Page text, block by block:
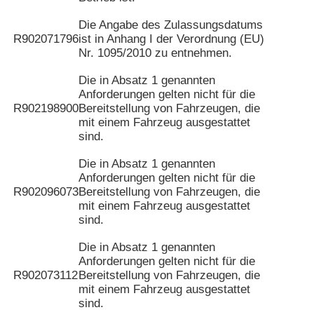
R902071796
Die Angabe des Zulassungsdatums
ist in Anhang I der Verordnung (EU)
Nr. 1095/2010 zu entnehmen.
R902198900
Die in Absatz 1 genannten
Anforderungen gelten nicht für die
Bereitstellung von Fahrzeugen, die
mit einem Fahrzeug ausgestattet
sind.
R902096073
Die in Absatz 1 genannten
Anforderungen gelten nicht für die
Bereitstellung von Fahrzeugen, die
mit einem Fahrzeug ausgestattet
sind.
R902073112
Die in Absatz 1 genannten
Anforderungen gelten nicht für die
Bereitstellung von Fahrzeugen, die
mit einem Fahrzeug ausgestattet
sind.